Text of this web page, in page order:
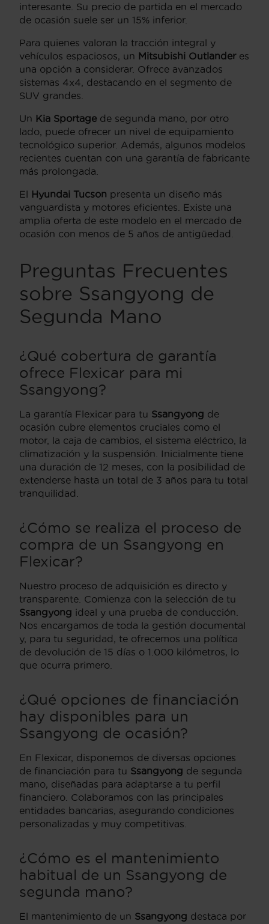
interesante. Su precio de partida en el mercado
de ocasión suele ser un 15% inferior.
Para quienes valoran la tracción integral y
vehículos espaciosos, un Mitsubishi Outlanderes
una opción a considerar. Ofrece avanzados
sistemas 4x4, destacando en el segmento de
SUV grandes.
Un Kia Sportage de segunda mano, por otro
lado, puede ofrecer un nivel de equipamiento
tecnológico superior. Además, algunos modelos
recientes cuentan con una garantía de fabricante
más prolongada.
El Hyundai Tucson presenta un diseño más
vanguardista y motores eficientes. Existe una
amplia oferta de este modelo en el mercado de
ocasión con menos de 5 años de antigüedad.
Preguntas Frecuentes
sobre Ssangyong de
Segunda Mano
¿Qué cobertura de garantía
ofrece Flexicar para mi
Ssangyong?
La garantía Flexicar para tu Ssangyong de
ocasión cubre elementos cruciales como el
motor, la caja de cambios, el sistema eléctrico, la
climatización y la suspensión. Inicialmente tiene
una duración de 12 meses, con la posibilidad de
extenderse hasta un total de 3 años para tu total
tranquilidad.
¿Cómo se realiza el proceso de
compra de un Ssangyong en
Flexicar?
Nuestro proceso de adquisición es directo y
transparente. Comienza con la selección de tu
Ssangyong ideal y una prueba de conducción.
Nos encargamos de toda la gestión documental
y, para tu seguridad, te ofrecemos una política
de devolución de 15 días o 1.000 kilómetros, lo
que ocurra primero.
¿Qué opciones de financiación
hay disponibles para un
Ssangyong de ocasión?
En Flexicar, disponemos de diversas opciones
de financiación para tu Ssangyong de segunda
mano, diseñadas para adaptarse a tu perfil
financiero. Colaboramos con las principales
entidades bancarias, asegurando condiciones
personalizadas y muy competitivas.
¿Cómo es el mantenimiento
habitual de un Ssangyong de
segunda mano?
El mantenimiento de un Ssangyong destaca por